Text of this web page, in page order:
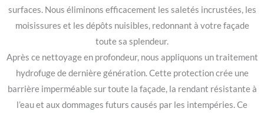
surfaces. Nous éliminons efficacement les saletés incrustées, les
moisissures et les dépôts nuisibles, redonnant à votre façade
toute sa splendeur.
Après ce nettoyage en profondeur, nous appliquons un traitement
hydrofuge de dernière génération. Cette protection crée une
barrière imperméable sur toute la façade, la rendant résistante à
l’eau et aux dommages futurs causés par les intempéries. Ce